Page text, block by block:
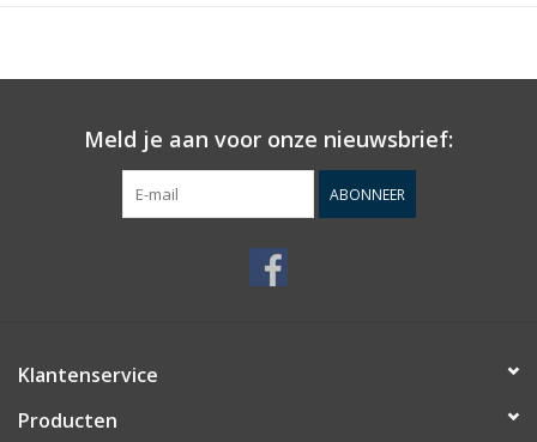
Meld je aan voor onze nieuwsbrief:
ABONNEER
Klantenservice
Producten